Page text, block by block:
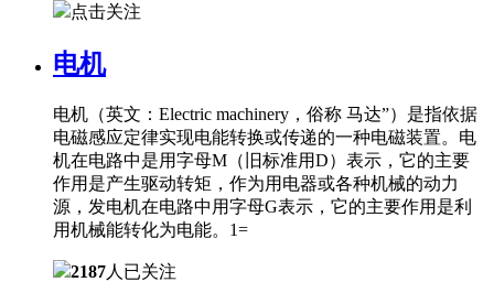
点击关注
电机
电机（英文：Electric machinery，俗称 马达”）是指依据
电磁感应定律实现电能转换或传递的一种电磁装置。电
机在电路中是用字母M（旧标准用D）表示，它的主要
作用是产生驱动转矩，作为用电器或各种机械的动力
源，发电机在电路中用字母G表示，它的主要作用是利
用机械能转化为电能。1=
2187人已关注